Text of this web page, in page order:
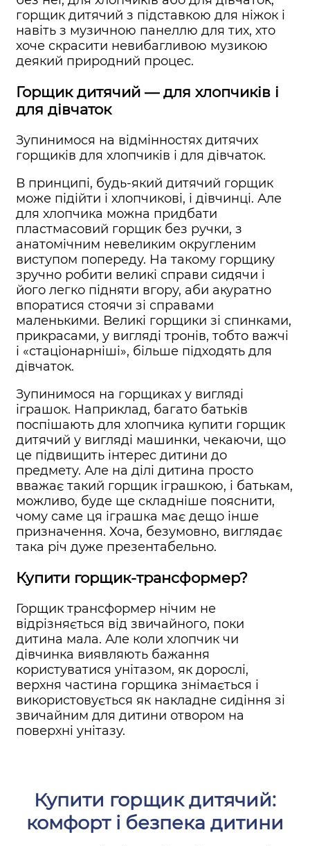
горщик дитячий з підставкою для ніжок і
навіть з музичною панеллю для тих, хто
хоче скрасити невибагливою музикою
деякий природний процес.
Горщик дитячий — для хлопчиків і
для дівчаток
Зупинимося на відмінностях дитячих
горщиків для хлопчиків і для дівчаток.
В принципі, будь-який дитячий горщик
може підійти і хлопчикові, і дівчинці. Але
для хлопчика можна придбати
пластмасовий горщик без ручки, з
анатомічним невеликим округленим
виступом попереду. На такому горщику
зручно робити великі справи сидячи і
його легко підняти вгору, аби акуратно
впоратися стоячи зі справами
маленькими. Великі горщики зі спинками,
прикрасами, у вигляді тронів, тобто важчі
і «стаціонарніші», більше підходять для
дівчаток.
Зупинимося на горщиках у вигляді
іграшок. Наприклад, багато батьків
поспішають для хлопчика купити горщик
дитячий у вигляді машинки, чекаючи, що
це підвищить інтерес дитини до
предмету. Але на ділі дитина просто
вважає такий горщик іграшкою, і батькам,
можливо, буде ще складніше пояснити,
чому саме ця іграшка має дещо інше
призначення. Хоча, безумовно, виглядає
така річ дуже презентабельно.
Купити горщик-трансформер?
Горщик трансформер нічим не
відрізняється від звичайного, поки
дитина мала. Але коли хлопчик чи
дівчинка виявляють бажання
користуватися унітазом, як дорослі,
верхня частина горщика знімається і
використовується як накладне сидіння зі
звичайним для дитини отвором на
поверхні унітазу.
Купити горщик дитячий:
комфорт і безпека дитини